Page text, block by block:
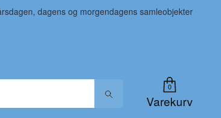
dagens og morgendagens samleobjekter
0
Varekurv